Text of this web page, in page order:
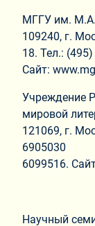
МГГУ им. М.А.
109240, г.
18. Тел.:
Сайт:
Учреждение
мировой
121069, г.
6905030
6099516.
Научный